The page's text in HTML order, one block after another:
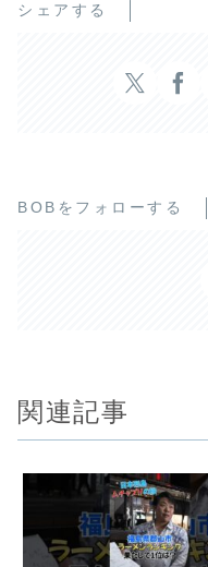
シェアする
BOBをフォローする
関連記事